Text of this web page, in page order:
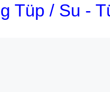
Tüp / Su -